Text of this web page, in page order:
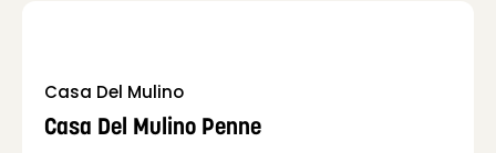
Casa Del Mulino
Casa Del Mulino Penne